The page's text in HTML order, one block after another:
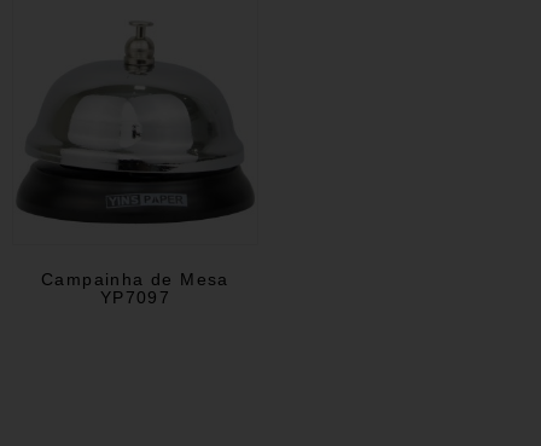
Campainha de Mesa
YP7097